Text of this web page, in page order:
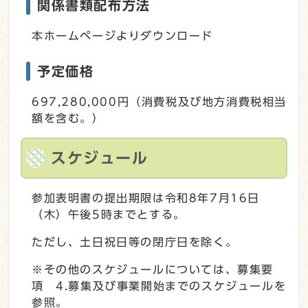
関係書類配布方法
本ホームページよりダウンロード
予定価格
697,280,000円（消費税及び地方消費税相当
額を含む。）
スケジュール
参加表明書の提出期限は令和8年7月16日
（木）午後5時までとする。
ただし、土日祝日等の閉庁日を除く。
※その他のスケジュールについては、募集要
項 4.募集及び事業開始までのスケジュールを
参照。